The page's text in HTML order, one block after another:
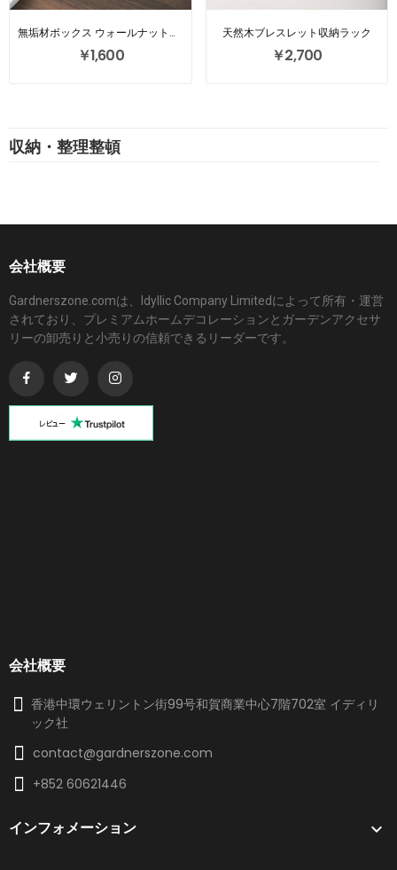
収納・整理整頓
無垢材ボックス ウォールナット雑貨 車の鍵収納トレイ
￥1,600
天然木ブレスレット収納ラック
￥2,700
会社概要
Gardnerszone.comは、Idyllic Company Limitedによって所有・運営
されており、プレミアムホームデコレーションとガーデンアクセサ
リーの卸売りと小売りの信頼できるリーダーです。
会社概要
香港中環ウェリントン街99号和賀商業中心7階702室 イディリ
ック社
contact@gardnerszone.com
+852 60621446
インフォメーション 